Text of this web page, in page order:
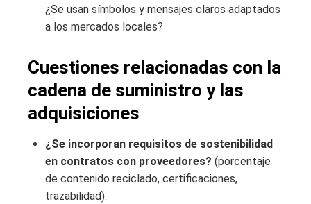
¿Se usan símbolos y mensajes claros adaptados
a los mercados locales?
Cuestiones relacionadas con la
cadena de suministro y las
adquisiciones
¿Se incorporan requisitos de sostenibilidad
en contratos con proveedores? (porcentaje
de contenido reciclado, certificaciones,
trazabilidad).